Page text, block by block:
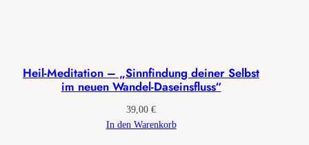
Heil-Meditation – „Sinnfindung deiner Selbst
im neuen Wandel-Daseinsfluss“
39,00€
In den Warenkorb